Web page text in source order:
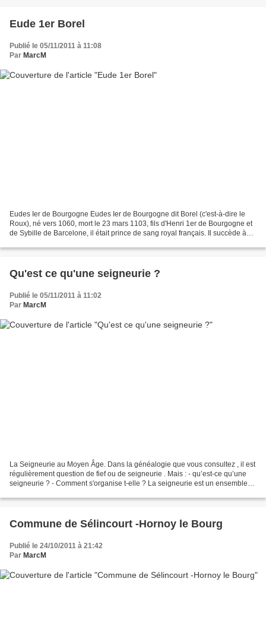
Eude 1er Borel
Publié le 05/11/2011 à 11:08
Par MarcM
Eudes Ier de Bourgogne Eudes Ier de Bourgogne dit Borel (c'est-à-dire le
Roux), né vers 1060, mort le 23 mars 1103, fils d'Henri 1er de Bourgogne et
de Sybille de Barcelone, il était prince de sang royal français. Il succède à
Qu'est ce qu'une seigneurie ?
Publié le 05/11/2011 à 11:02
Par MarcM
La Seigneurie au Moyen Âge. Dans la généalogie que vous consultez , il est
régulièrement question de fief ou de seigneurie . Mais : - qu’est-ce qu’une
seigneurie ? - Comment s'organise t-elle ? La seigneurie est un ensemble
Commune de Sélincourt -Hornoy le Bourg
Publié le 24/10/2011 à 21:42
Par MarcM